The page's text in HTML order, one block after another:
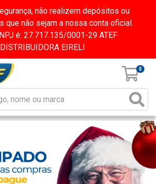
não realizem depósitos ou
que não sejam a nossa conta oficial.
é: 27.717.135/0001-29 ATEF
DISTRIBUIDORA EIRELI
0